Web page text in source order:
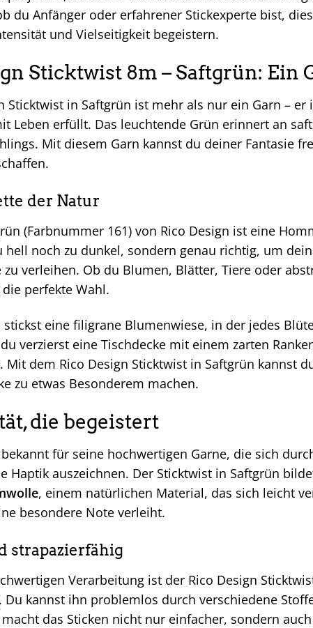
du Anfänger oder erfahrener Stickexperte bist,
und Vielseitigkeit begeistern.
Sticktwist 8m – Saftgrün: Ein
Sticktwist in Saftgrün ist mehr als nur ein Garn –
Leben erfüllt. Das leuchtende Grün erinnert an
Mit diesem Garn kannst du deiner Fantasie
der Natur
(Farbnummer 161) von Rico Design ist eine
hell noch zu dunkel, sondern genau richtig, um
verleihen. Ob du Blumen, Blätter, Tiere oder
perfekte Wahl.
eine filigrane Blumenwiese, in der jedes
verzierst eine Tischdecke mit einem zarten
Mit dem Rico Design Sticktwist in Saftgrün kannst
zu etwas Besonderem machen.
die begeistert
für seine hochwertigen Garne, die sich
Haptik auszeichnen. Der Sticktwist in Saftgrün
, einem natürlichen Material, das sich leicht
besondere Note verleiht.
strapazierfähig
Verarbeitung ist der Rico Design
Du kannst ihn problemlos durch verschiedene
das Sticken nicht nur einfacher, sondern